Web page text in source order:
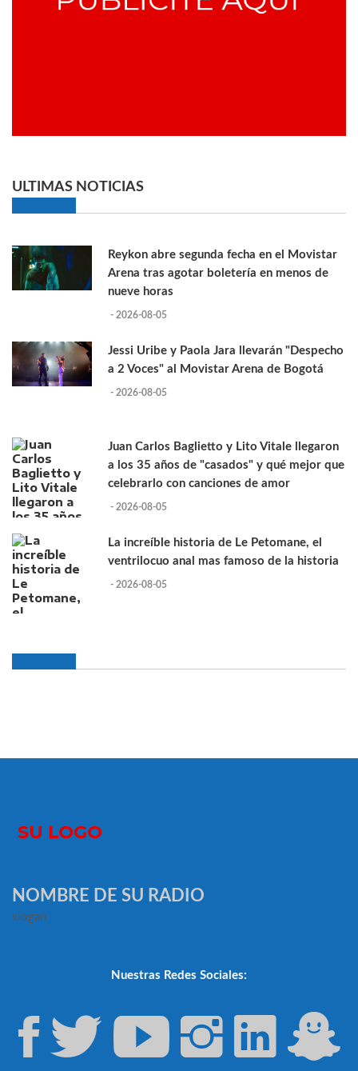
ULTIMAS NOTICIAS
Reykon abre segunda fecha en el Movistar
Arena tras agotar boletería en menos de
nueve horas
- 2026-08-05
Jessi Uribe y Paola Jara llevarán "Despecho
a 2 Voces" al Movistar Arena de Bogotá
- 2026-08-05
Juan Carlos Baglietto y Lito Vitale llegaron
a los 35 años de "casados" y qué mejor que
celebrarlo con canciones de amor
- 2026-08-05
La increíble historia de Le Petomane, el
ventrilocuo anal mas famoso de la historia
- 2026-08-05
NOMBRE DE SU RADIO
slogan
Nuestras Redes Sociales: